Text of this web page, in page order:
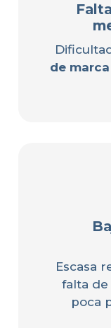
de marca
Escasa
falta de
poca